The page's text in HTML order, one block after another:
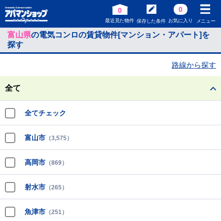
0
最近見た物件 保存した条件
0
お気に入り メニュー
富山県の電気コンロの賃貸物件[マンション・アパート]を
探す
路線から探す
全て
全てチェック
富山市 （3,575）
高岡市 （869）
射水市 （265）
魚津市 （251）